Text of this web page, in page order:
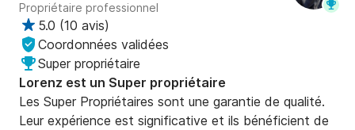
Propriétaire professionnel
5.0 (10 avis)
Coordonnées validées
Super propriétaire
Lorenz est un Super propriétaire
Les Super Propriétaires sont une garantie de qualité.
Leur expérience est significative et ils bénéficient de